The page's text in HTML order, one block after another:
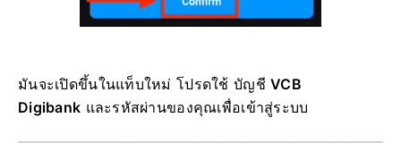
มันจะเปิดขึ้นในแท็บใหม่ โปรดใช้ บัญชีVCB
Digibank และรหัสผ่านของคุณเพื่อเข้าสู่ระบบ